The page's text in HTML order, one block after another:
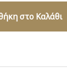
στο Καλάθι